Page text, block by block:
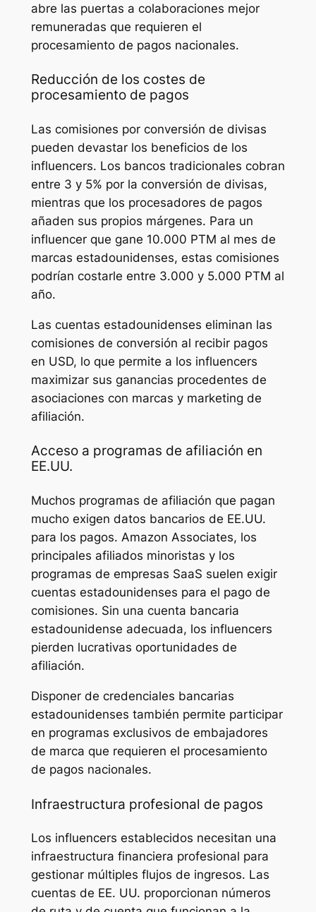
abre las puertas a colaboraciones mejor
remuneradas que requieren el
procesamiento de pagos nacionales.
Reducción de los costes de
procesamiento de pagos
Las comisiones por conversión de divisas
pueden devastar los beneficios de los
influencers. Los bancos tradicionales cobran
entre 3 y 5% por la conversión de divisas,
mientras que los procesadores de pagos
añaden sus propios márgenes. Para un
influencer que gane 10.000 PTM al mes de
marcas estadounidenses, estas comisiones
podrían costarle entre 3.000 y 5.000 PTM al
año.
Las cuentas estadounidenses eliminan las
comisiones de conversión al recibir pagos
en USD, lo que permite a los influencers
maximizar sus ganancias procedentes de
asociaciones con marcas y marketing de
afiliación.
Acceso a programas de afiliación en
EE.UU.
Muchos programas de afiliación que pagan
mucho exigen datos bancarios de EE.UU.
para los pagos. Amazon Associates, los
principales afiliados minoristas y los
programas de empresas SaaS suelen exigir
cuentas estadounidenses para el pago de
comisiones. Sin una cuenta bancaria
estadounidense adecuada, los influencers
pierden lucrativas oportunidades de
afiliación.
Disponer de credenciales bancarias
estadounidenses también permite participar
en programas exclusivos de embajadores
de marca que requieren el procesamiento
de pagos nacionales.
Infraestructura profesional de pagos
Los influencers establecidos necesitan una
infraestructura financiera profesional para
gestionar múltiples flujos de ingresos. Las
cuentas de EE. UU. proporcionan números